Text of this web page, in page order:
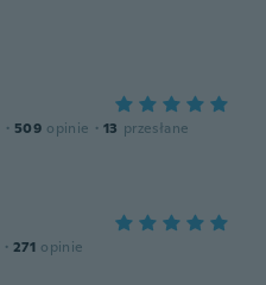
· 509 opinie · 13 przesłane
· 271 opinie